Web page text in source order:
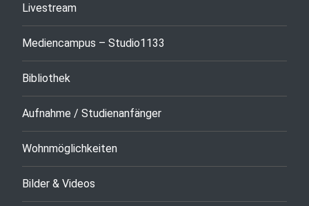
Livestream
Mediencampus – Studio1133
Bibliothek
Aufnahme / Studienanfänger
Wohnmöglichkeiten
Bilder & Videos